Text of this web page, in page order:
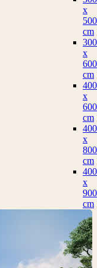
x
500
cm
300
x
600
cm
400
x
600
cm
400
x
800
cm
400
x
900
cm